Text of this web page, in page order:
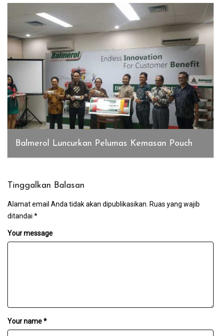
Desember 23, 2019
Balmerol Luncurkan Pelumas Kemasan Pouch
Tinggalkan Balasan
Alamat email Anda tidak akan dipublikasikan. Ruas yang wajib
ditandai *
Your message
Your name *